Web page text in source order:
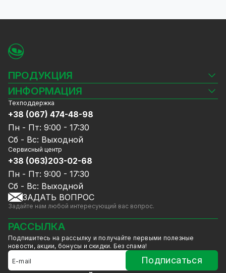
ПРОДУКЦИЯ
Камеры видеонаблюдения
Видеорегистраторы
Комплекты видеонаблюдения
СКУД
Источники питания
Сетевое оборудование
Ноутбуки и компьютеры
Аксессуары
Акции
Уцененный товар
GreenVision скидки
Мерч от GreenVision
Товары для дома
Товары снятые с производства
ИНФОРМАЦИЯ
Блог
Доставка и оплата
Гарантия и Сервисное обслуживание
Политика конфиденциальности
Договор публичной оферты
Сотрудничество
Услуги
Калькулятор расчёта объёма HDD
Техподдержка
+38 (067) 474-48-98
Пн - Пт: 9:00 - 17:30
Сб - Вс: Выходной
Сервисный центр
+38 (063)203-02-68
Пн - Пт: 9:00 - 17:30
Сб - Вс: Выходной
ЗАДАТЬ ВОПРОС
Задайте нам любой интересующий вас вопрос.
РАССЫЛКА
Подпишитесь на рассылку и получайте первыми полезные
новости, акции, бонусы и скидки. Без спама!
Подписаться